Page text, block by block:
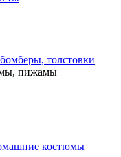
толстовки
пижамы
костюмы